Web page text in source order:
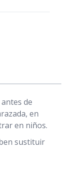
de
en
en niños.
sustituir